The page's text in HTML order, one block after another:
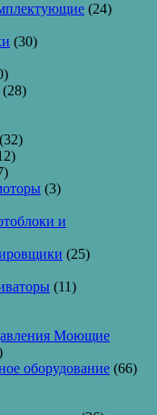
(24)
(30)
(28)
(32)
(3)
и
(25)
(11)
Моющие
оборудование (66)